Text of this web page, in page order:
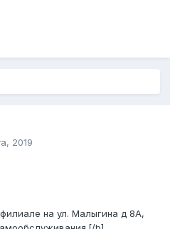
2019
на ул. Малыгина д 8А,